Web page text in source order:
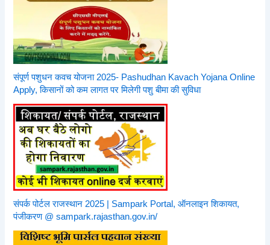
संपूर्ण पशुधन कवच योजना 2025- Pashudhan Kavach Yojana Online
Apply, किसानों को कम लागत पर मिलेगी पशु बीमा की सुविधा
संपर्क पोर्टल राजस्थान 2025 | Sampark Portal, ऑनलाइन शिकायत,
पंजीकरण @ sampark.rajasthan.gov.in/